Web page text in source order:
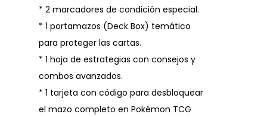
* 2 marcadores de condición especial.
* 1 portamazos (Deck Box) temático
para proteger las cartas.
* 1 hoja de estrategias con consejos y
combos avanzados.
* 1 tarjeta con código para desbloquear
el mazo completo en Pokémon TCG